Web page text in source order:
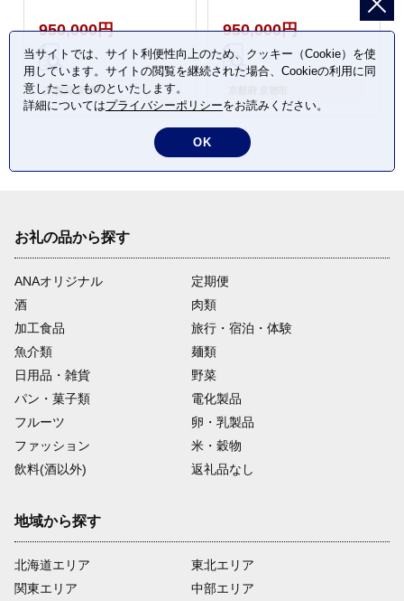
おすすめ スポーツ アウ
トドア ツーリング サイ
クリング お取り寄せ 通
販 送料無料 ふるさと納
税 ］
950,000円
京都府 京都市
ス 人気 おすすめ スポ
ーツ アウトドア ツーリ
ング サイクリング お取
ふるさと納税 ］
950,000円
お礼の品から探す
ANAオリジナル
定期便
酒
肉類
加工食品
旅行・宿泊・体験
魚介類
麺類
日用品・雑貨
野菜
パン・菓子類
電化製品
フルーツ
卵・乳製品
ファッション
米・穀物
飲料(酒以外)
返礼品なし
地域から探す
北海道エリア
関東エリア
東北エリア
中部エリア
当サイトでは、サイト利便性向上のため、クッキー（Cookie）を使
用しています。サイトの閲覧を継続された場合、Cookieの利用に同
意したことものといたします。
詳細についてはプライバシーポリシーをお読みください。
OK